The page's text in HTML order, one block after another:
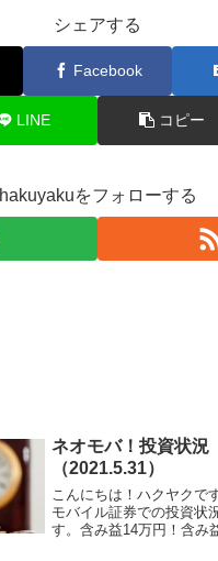
シェアする
Facebook
LINE コピー
hakuyakuをフォローする
ネオモバ！投資状況
（2021.5.31）
こんにちは！ハクヤクで
モバイル証券での投資状
す。含み益14万円！含み